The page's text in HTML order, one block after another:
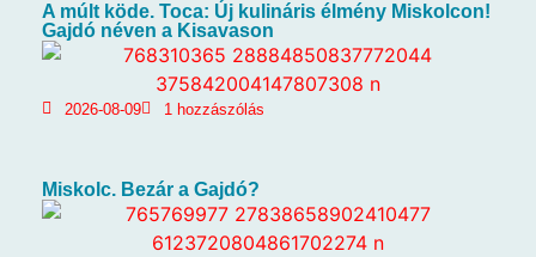
A múlt köde. Toca: Új kulináris élmény Miskolcon!
Gajdó néven a Kisavason
2026-08-09 1 hozzászólás
Miskolc. Bezár a Gajdó?